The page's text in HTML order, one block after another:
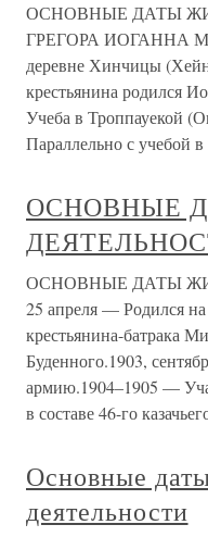
ОСНОВНЫЕ ДАТЫ
ГРЕГОРА ИОГАННА
деревне Хинчицы
крестьянина родился
Учеба в Троппауекой
Параллельно с учебой
ОСНОВНЫЕ
ОСНОВНЫЕ ДАТЫ
25 апреля — Родился
крестьянина-батрака
Буденного.1903,
армию.1904–1905 —
в составе 46-го
Основные
деятельности